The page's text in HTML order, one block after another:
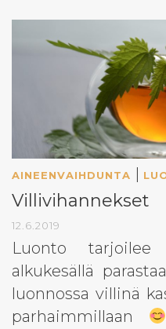
AINEENVAIHDUNTA
Villivihannekset
12.6.2019
Luonto
alkukesällä
luonnossa villinä
parhaimmillaan